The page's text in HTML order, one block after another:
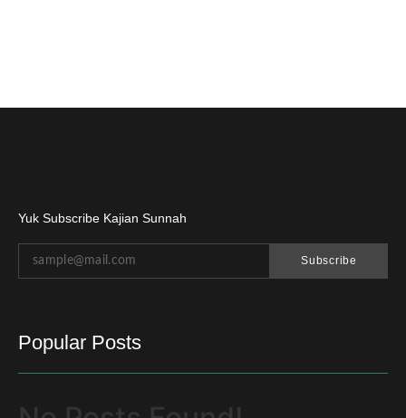
Yuk Subscribe Kajian Sunnah
Subscribe
Popular Posts